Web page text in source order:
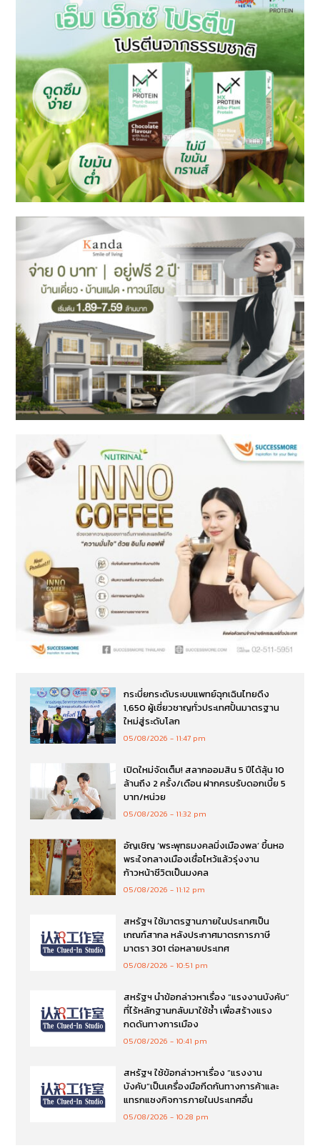
กระบี่ยกระดับระบบแพทย์ฉุกเฉินไทยดึง
1,650 ผู้เชี่ยวชาญทั่วประเทศปั้นมาตรฐาน
ใหม่สู่ระดับโลก
05/08/2026 11:47 pm
เปิดใหม่จัดเต็ม! สลากออมสิน 5 ปีได้ลุ้น 10
ล้านถึง 2 ครั้ง/เดือน ฝากครบรับดอกเบี้ย 5
บาท/หน่วย
05/08/2026 11:32 pm
อัญเชิญ ‘พระพุทธมงคลมิ่งเมืองพล’ ขึ้นหอ
พระใจกลางเมืองเชื่อไหว้แล้วรุ่งงาน
ก้าวหน้าชีวิตเป็นมงคล
05/08/2026 11:12 pm
สหรัฐฯ ใช้มาตรฐานภายในประเทศเป็น
เกณฑ์สากล หลังประกาศมาตรการภาษี
มาตรา 301 ต่อหลายประเทศ
05/08/2026 10:51 pm
สหรัฐฯ นำข้อกล่าวหาเรื่อง “แรงงานบังคับ”
ที่ไร้หลักฐานกลับมาใช้ซ้ำ เพื่อสร้างแรง
กดดันทางการเมือง
05/08/2026 10:41 pm
สหรัฐฯ ใช้ข้อกล่าวหาเรื่อง “แรงงาน
บังคับ”เป็นเครื่องมือกีดกันทางการค้าและ
แทรกแซงกิจการภายในประเทศอื่น
05/08/2026 10:28 pm